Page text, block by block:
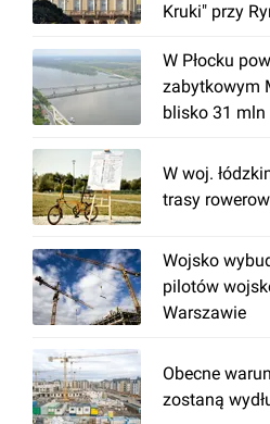
Kruki" przy
W Płocku
zabytkowym
blisko 31 mln
W woj.
trasy
Wojsko
pilotów
Warszawie
Obecne
zostaną